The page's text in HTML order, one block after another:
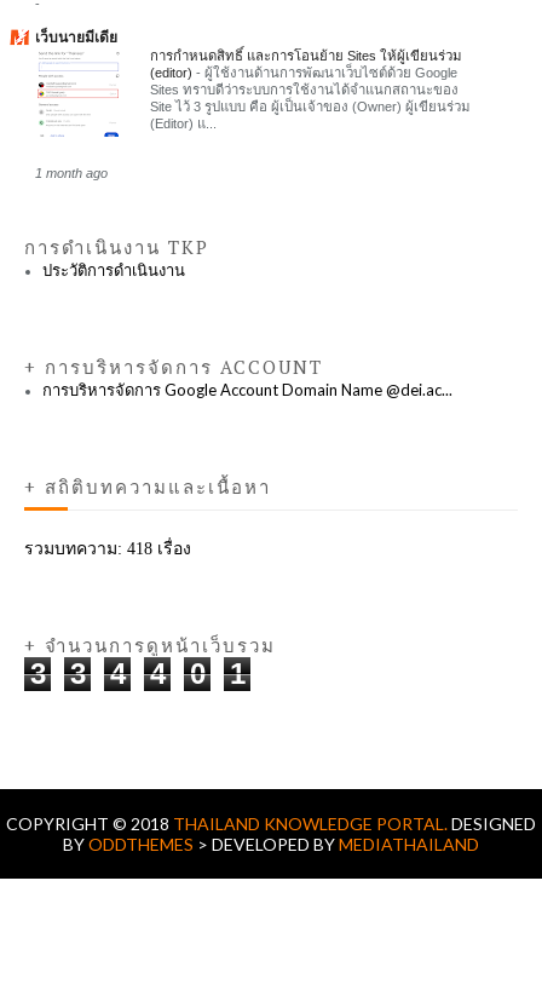
-
เว็บนายมีเดีย
การกำหนดสิทธิ์ และการโอนย้าย Sites ให้ผู้เขียนร่วม
(editor) - ผู้ใช้งานด้านการพัฒนาเว็บไซต์ด้วย Google
Sites ทราบดีว่าระบบการใช้งานได้จำแนกสถานะของ
Site ไว้ 3 รูปแบบ คือ ผู้เป็นเจ้าของ (Owner) ผู้เขียนร่วม
(Editor) แ...
1 month ago
การดำเนินงาน TKP
ประวัติการดำเนินงาน
+ การบริหารจัดการ ACCOUNT
การบริหารจัดการ Google Account Domain Name @dei.ac...
+ สถิติบทความและเนื้อหา
รวมบทความ: 418 เรื่อง
+ จำนวนการดูหน้าเว็บรวม
3 3 4 4 0 1
COPYRIGHT © 2018 THAILAND KNOWLEDGE PORTAL.DESIGNED
BYODDTHEMES > DEVELOPED BYMEDIATHAILAND